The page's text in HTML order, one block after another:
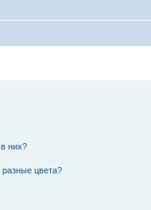
них?
цвета?